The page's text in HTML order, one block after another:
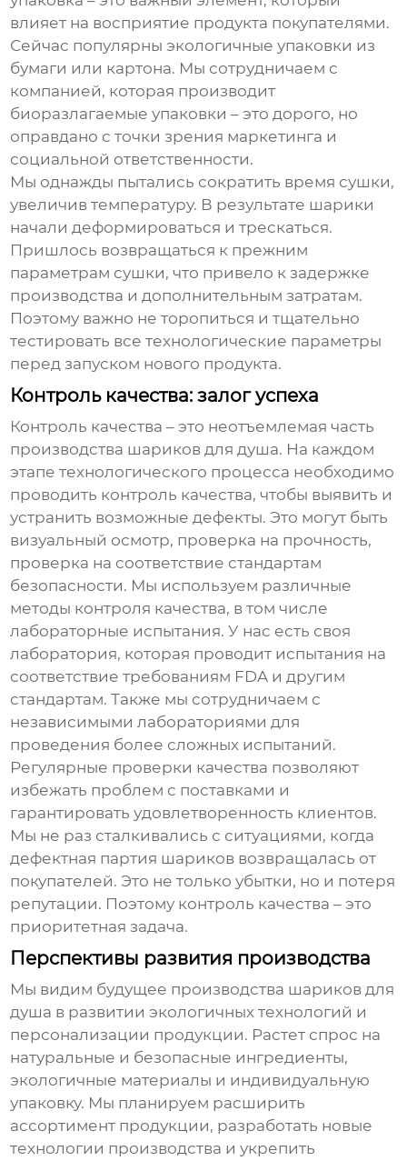
влияет на восприятие продукта покупателями.
Сейчас популярны экологичные упаковки из
бумаги или картона. Мы сотрудничаем с
компанией, которая производит
биоразлагаемые упаковки – это дорого, но
оправдано с точки зрения маркетинга и
социальной ответственности.
Мы однажды пытались сократить время сушки,
увеличив температуру. В результате шарики
начали деформироваться и трескаться.
Пришлось возвращаться к прежним
параметрам сушки, что привело к задержке
производства и дополнительным затратам.
Поэтому важно не торопиться и тщательно
тестировать все технологические параметры
перед запуском нового продукта.
Контроль качества: залог успеха
Контроль качества – это неотъемлемая часть
производства шариков для душа. На каждом
этапе технологического процесса необходимо
проводить контроль качества, чтобы выявить и
устранить возможные дефекты. Это могут быть
визуальный осмотр, проверка на прочность,
проверка на соответствие стандартам
безопасности. Мы используем различные
методы контроля качества, в том числе
лабораторные испытания. У нас есть своя
лаборатория, которая проводит испытания на
соответствие требованиям FDA и другим
стандартам. Также мы сотрудничаем с
независимыми лабораториями для
проведения более сложных испытаний.
Регулярные проверки качества позволяют
избежать проблем с поставками и
гарантировать удовлетворенность клиентов.
Мы не раз сталкивались с ситуациями, когда
дефектная партия шариков возвращалась от
покупателей. Это не только убытки, но и потеря
репутации. Поэтому контроль качества – это
приоритетная задача.
Перспективы развития производства
Мы видим будущее производства шариков для
душа в развитии экологичных технологий и
персонализации продукции. Растет спрос на
натуральные и безопасные ингредиенты,
экологичные материалы и индивидуальную
упаковку. Мы планируем расширить
ассортимент продукции, разработать новые
технологии производства и укрепить